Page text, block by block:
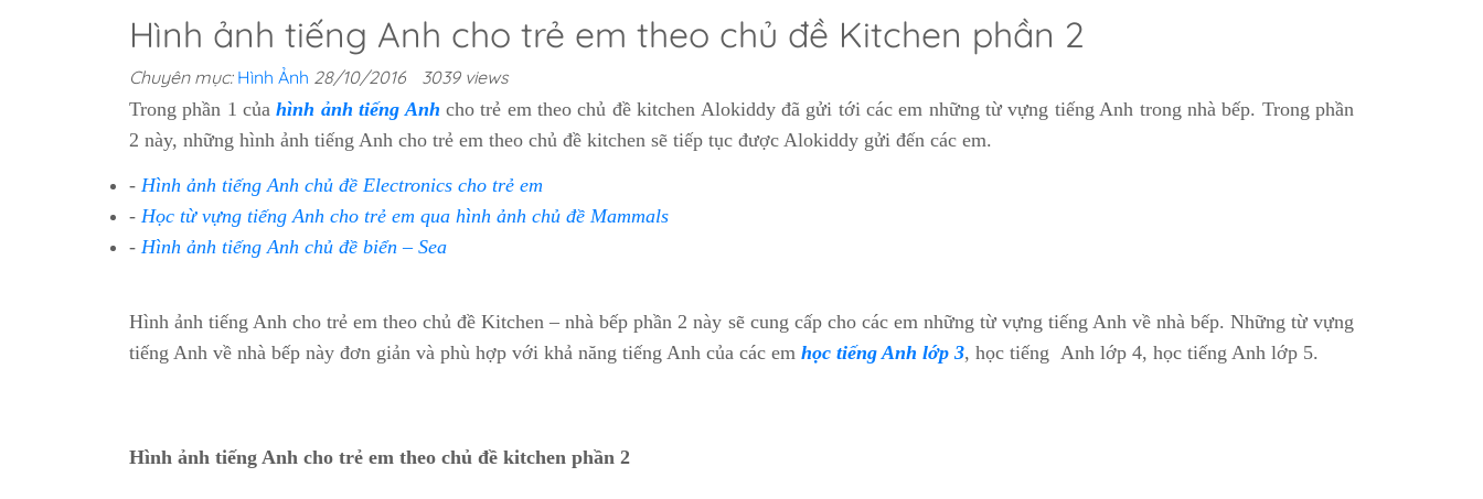
Hình ảnh tiếng Anh cho trẻ em theo chủ đề Kitchen phần 2
Chuyên mục: Hình Ảnh 28/10/2016
3039 views
Trong phần 1 củahình ảnh tiếng Anh cho trẻ em theo chủ đề kitchen Alokiddy đã gửi tới các em những từ vựng tiếng Anh trong nhà bếp. Trong phần
2 này, những hình ảnh tiếng Anh cho trẻ em theo chủ đề kitchen sẽ tiếp tục được Alokiddy gửi đến các em.
- Hình ảnh tiếng Anh chủ đề Electronics cho trẻ em
- Học từ vựng tiếng Anh cho trẻ em qua hình ảnh chủ đề Mammals
- Hình ảnh tiếng Anh chủ đề biển – Sea
Hình ảnh tiếng Anh cho trẻ em theo chủ đề Kitchen – nhà bếp phần 2 này sẽ cung cấp cho các em những từ vựng tiếng Anh về nhà bếp. Những từ vựng
tiếng Anh về nhà bếp này đơn giản và phù hợp với khả năng tiếng Anh của các em học tiếng Anh lớp 3, học tiếng Anh lớp 4, học tiếng Anh lớp 5.
Hình ảnh tiếng Anh cho trẻ em theo chủ đề kitchen phần 2